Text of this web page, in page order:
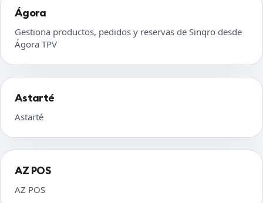
Ágora
Gestiona productos, pedidos y reservas de Sinqro desde
Ágora TPV
Astarté
Astarté
AZ POS
AZ POS